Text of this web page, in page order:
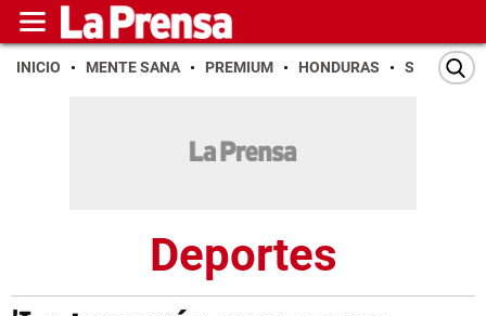
INICIO MENTE SANA PREMIUM HONDURAS SAN PEDRO
Deportes